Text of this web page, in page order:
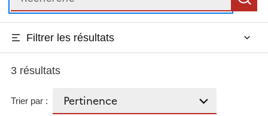
Filtrer les résultats
3 résultats
Trier par :